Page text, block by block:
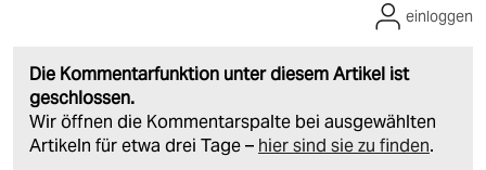
Die Kommentarfunktion unter diesem Artikel ist
geschlossen.
Wir öffnen die Kommentarspalte bei ausgewählten
Artikeln für etwa drei Tage – hier sind sie zu finden.
einloggen